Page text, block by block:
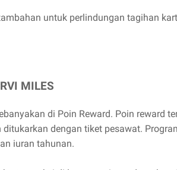
untuk perlindungan tagihan
MILES
di Poin Reward. Poin reward
dengan tiket pesawat.
iuran tahunan.